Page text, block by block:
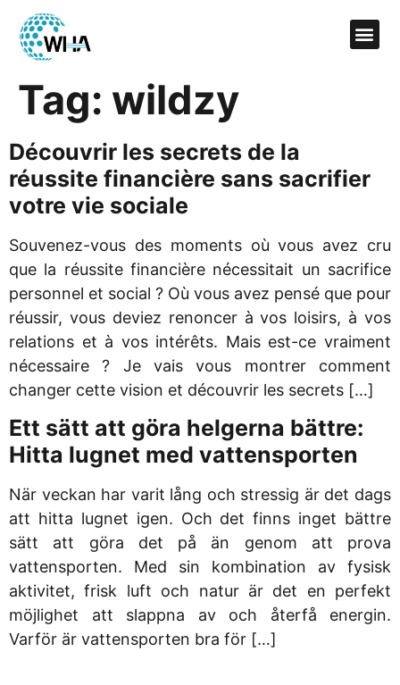
Tag: wildzy
Découvrir les secrets de la
réussite financière sans sacrifier
votre vie sociale
Souvenez-vous des moments où vous avez cru
que la réussite financière nécessitait un sacrifice
personnel et social ? Où vous avez pensé que pour
réussir, vous deviez renoncer à vos loisirs, à vos
relations et à vos intérêts. Mais est-ce vraiment
nécessaire ? Je vais vous montrer comment
changer cette vision et découvrir les secrets […]
Ett sätt att göra helgerna bättre:
Hitta lugnet med vattensporten
När veckan har varit lång och stressig är det dags
att hitta lugnet igen. Och det finns inget bättre
sätt att göra det på än genom att prova
vattensporten. Med sin kombination av fysisk
aktivitet, frisk luft och natur är det en perfekt
möjlighet att slappna av och återfå energin.
Varför är vattensporten bra för […]